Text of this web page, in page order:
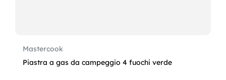
Mastercook
Piastra a gas da campeggio 4 fuochi verde